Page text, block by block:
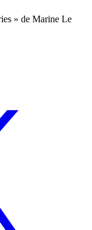
» de Marine Le